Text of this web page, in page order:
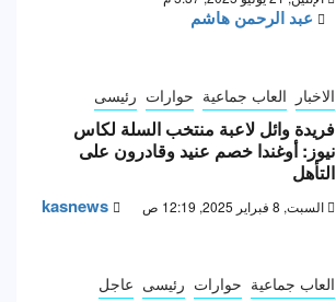
عبد الرحمن هاشم
الاخبار العاب جماعية حوارات رئيسى
فريدة وائل لاعبة منتخب السلة لكاس
نيوز: أوغندا خصم عنيد وقادرون على
التأهل
السبت, 8 فبراير 2025, 12:19 ص kasnews
العاب جماعية حوارات رئيسى عاجل